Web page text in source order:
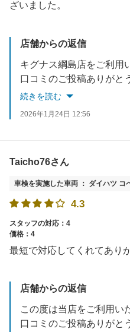
ざいました。
店舗からの返信
口コミのご投稿ありがと
お客様に安心、お得にご利用頂ける
続きを読む
2026年1月24日 12:56
Taicho76さん
車検を実施した車両 ： ダイハツ コ
4.3
スタッフの対応：4
価格：4
最短で対応してくれてあり
店舗からの返信
口コミのご投稿ありがと